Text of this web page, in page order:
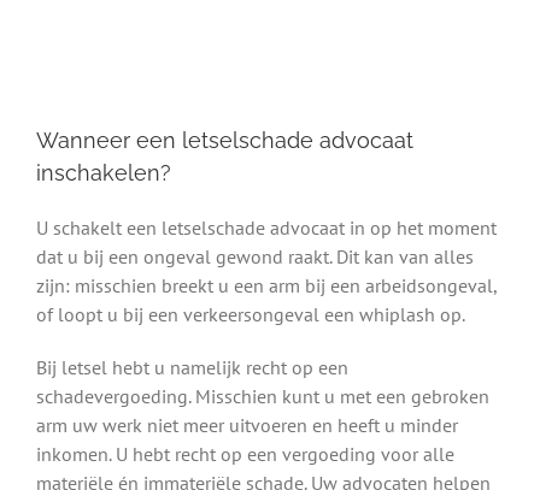
Wanneer een letselschade advocaat
inschakelen?
U schakelt een letselschade advocaat in op het moment
dat u bij een ongeval gewond raakt. Dit kan van alles
zijn: misschien breekt u een arm bij een arbeidsongeval,
of loopt u bij een verkeersongeval een whiplash op.
Bij letsel hebt u namelijk recht op een
schadevergoeding. Misschien kunt u met een gebroken
arm uw werk niet meer uitvoeren en heeft u minder
inkomen. U hebt recht op een vergoeding voor alle
materiële én immateriële schade. Uw advocaten helpen